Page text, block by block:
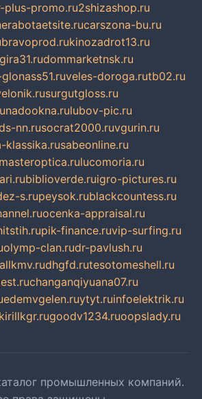
plus-promo.ru2shizashop.ru
carszona-bu.ru
bravoprod.rukinozadrot13.ru
dommarketnsk.ru
veles-doroga.rutb02.ru
surgutgloss.ru
nadookna.rulubov-pic.ru
nn.rusocrat2000.ruvgurin.ru
klassika.rusabeonline.ru
masteroptica.rulucomoria.ru
biblioverde.ruigro-pictures.ru
s.rupeysok.rublackcountess.ru
ocenka-appraisal.ru
pik-finance.ruvip-surfing.ru
olymp-clan.rudr-pavlush.ru
allkmv.rudhgfd.rutesotomeshell.ru
changanqiyuana07.ru
edemvgelen.ruytyt.ruinfoelektrik.ru
kirillkgr.rugoodv1234.ruoopslady.ru
промышленных компаний.